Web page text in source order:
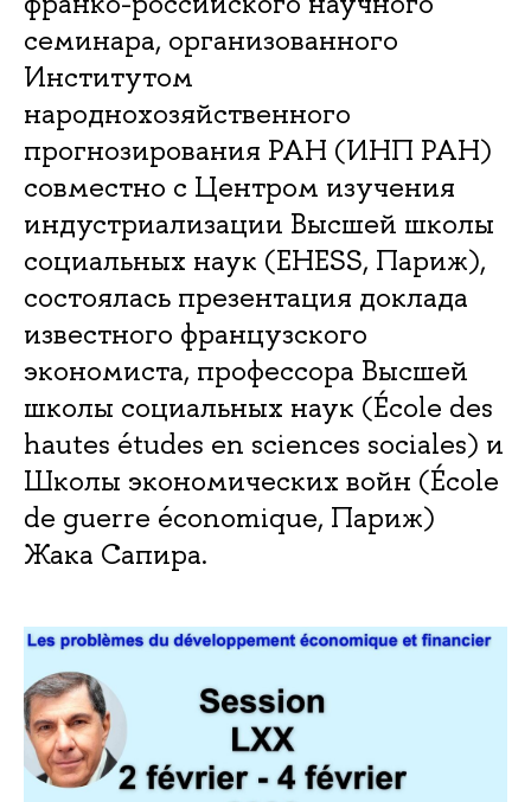
семинара, организованного
Институтом
народнохозяйственного
прогнозирования РАН (ИНП РАН)
совместно с Центром изучения
индустриализации Высшей школы
социальных наук (EHESS, Париж),
состоялась презентация доклада
известного французского
экономиста, профессора Высшей
школы социальных наук (École des
hautes études en sciences sociales) и
Школы экономических войн (École
de guerre économique, Париж)
Жака Сапира.